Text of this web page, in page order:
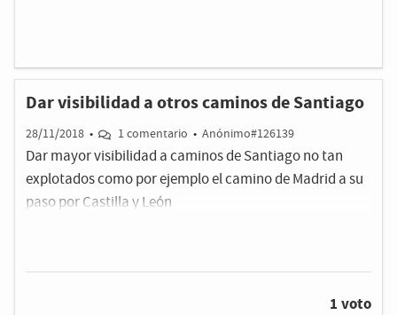
Dar visibilidad a otros caminos de Santiago
28/11/2018 • 1 comentario • Anónimo#126139
Dar mayor visibilidad a caminos de Santiago no tan
explotados como por ejemplo el camino de Madrid a su
paso por Castilla y León
1 voto